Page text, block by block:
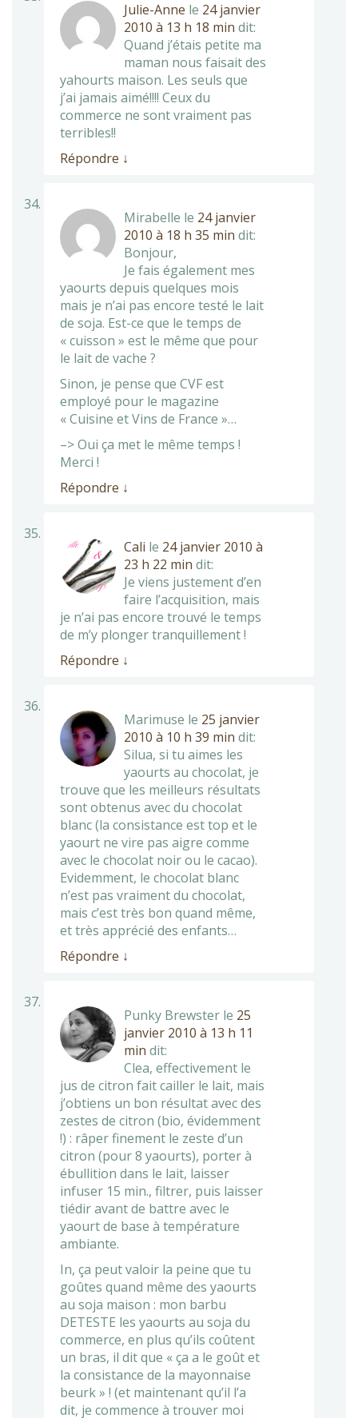
Julie-Anne le 24 janvier
2010 à 13 h 18 min dit:
Quand j’étais petite ma
maman nous faisait des
yahourts maison. Les seuls que
j’ai jamais aimé!!!! Ceux du
commerce ne sont vraiment pas
terribles!!
Répondre ↓
Mirabelle le 24 janvier
2010 à 18 h 35 min dit:
Bonjour,
Je fais également mes
yaourts depuis quelques mois
mais je n’ai pas encore testé le lait
de soja. Est-ce que le temps de
« cuisson » est le même que pour
le lait de vache ?
Sinon, je pense que CVF est
employé pour le magazine
« Cuisine et Vins de France »…
–> Oui ça met le même temps !
Merci !
Répondre ↓
Cali le 24 janvier 2010 à
23 h 22 min dit:
Je viens justement d’en
faire l’acquisition, mais
je n’ai pas encore trouvé le temps
de m’y plonger tranquillement !
Répondre ↓
Marimuse le 25 janvier
2010 à 10 h 39 min dit:
Silua, si tu aimes les
yaourts au chocolat, je
trouve que les meilleurs résultats
sont obtenus avec du chocolat
blanc (la consistance est top et le
yaourt ne vire pas aigre comme
avec le chocolat noir ou le cacao).
Evidemment, le chocolat blanc
n’est pas vraiment du chocolat,
mais c’est très bon quand même,
et très apprécié des enfants…
Répondre ↓
Punky Brewster le 25
janvier 2010 à 13 h 11
min dit:
Clea, effectivement le
jus de citron fait cailler le lait, mais
j’obtiens un bon résultat avec des
zestes de citron (bio, évidemment
!) : râper finement le zeste d’un
citron (pour 8 yaourts), porter à
ébullition dans le lait, laisser
infuser 15 min., filtrer, puis laisser
tiédir avant de battre avec le
yaourt de base à température
ambiante.
In, ça peut valoir la peine que tu
goûtes quand même des yaourts
au soja maison : mon barbu
DETESTE les yaourts au soja du
commerce, en plus qu’ils coûtent
un bras, il dit que « ça a le goût et
la consistance de la mayonnaise
beurk » ! (et maintenant qu’il l’a
dit, je commence à trouver moi